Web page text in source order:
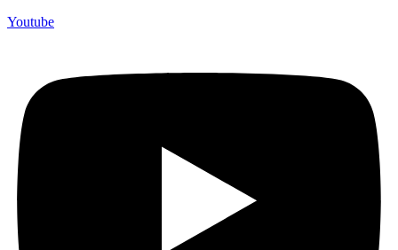
Youtube